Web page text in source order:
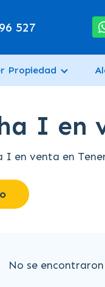
527
Propiedad
I en
en venta en
No se